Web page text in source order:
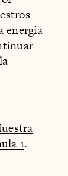
energía
1.